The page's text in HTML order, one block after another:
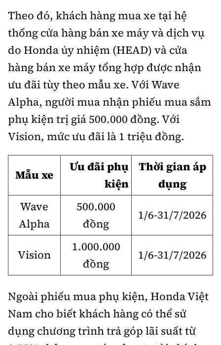
Chuyên trang của Báo Xây dựng
Tòa soạn: Số 2 Nguyễn Công Hoan, phường Giảng Võ,
Hà Nội.
Hotline: 0967 376 459;
Liên hệ quảng cáo phát hành: 0915.057.282
Email: bandoc@baoxaydung.vn
Thông tin tòa soạn
Theo đó, khách hàng mua xe tại hệ
thống cửa hàng bán xe máy và dịch vụ
do Honda ủy nhiệm (HEAD) và cửa
hàng bán xe máy tổng hợp được nhận
ưu đãi tùy theo mẫu xe. Với Wave
Alpha, người mua nhận phiếu mua sắm
phụ kiện trị giá 500.000 đồng. Với
Vision, mức ưu đãi là 1 triệu đồng.
Mẫu xe
Ưu đãi phụ
kiện
Thời gian áp
dụng
Wave
Alpha
500.000
đồng
1/6-31/7/2026
Vision
1.000.000
đồng
1/6-31/7/2026
Ngoài phiếu mua phụ kiện, Honda Việt
Nam cho biết khách hàng có thể sử
dụng chương trình trả góp lãi suất từ